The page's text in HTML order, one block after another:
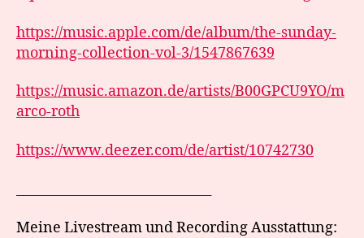
https://music.apple.com/de/album/the-sunday-
morning-collection-vol-3/1547867639
https://music.amazon.de/artists/B00GPCU9YO/m
arco-roth
https://www.deezer.com/de/artist/10742730
Meine Livestream und Recording Ausstattung: